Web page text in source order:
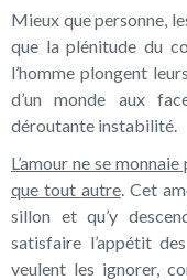
Mieux que personne,
que la plénitude du
l’homme plongent
d’un monde aux
déroutante instabilité.
L’amour ne se
que tout autre. Cet
sillon et qu’y
satisfaire l’appétit
veulent les ignorer,